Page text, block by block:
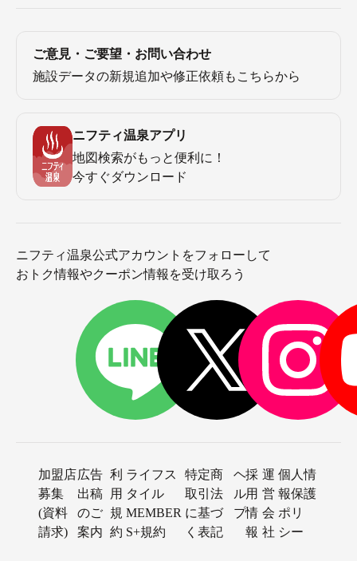
ご意見・ご要望・お問い合わせ
施設データの新規追加や修正依頼もこちらから
ニフティ温泉アプリ
地図検索がもっと便利に！
今すぐダウンロード
ニフティ温泉公式アカウントをフォローして
おトク情報やクーポン情報を受け取ろう
加盟店
募集
(資料
請求)
広告
出稿
のご
案内
利
用
規
約
ライフス
タイル
MEMBER
S+規約
特定商
取引法
に基づ
く表記
ヘ
ル
プ
採
用
情
報
運
営
会
社
個人情
報保護
ポリ
シー